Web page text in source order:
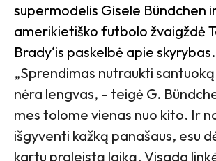
supermodelis Gisele Bündchen
amerikietiško futbolo žvaigždė
Brady‘is paskelbė apie skyrybas.
„Sprendimas nutraukti
nėra lengvas, – teigė G.
mes tolome vienas nuo kito. Ir
išgyventi kažką panašaus, esu
kartu praleistą laiką. Visada